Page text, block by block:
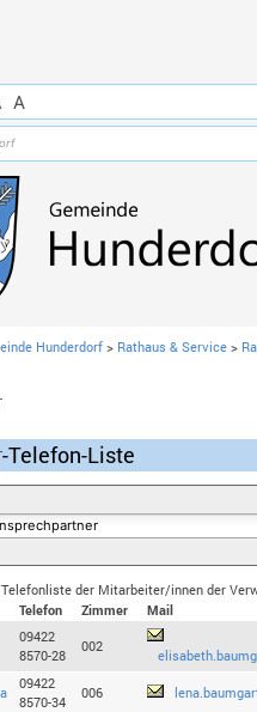
A
Hunderdorf> Rathaus & Service >
Liste
Telefonliste der Mitarbeiter/innen der
Telefon Zimmer
Mail
09422
8570-28
002
09422
8570-34
006